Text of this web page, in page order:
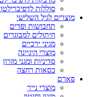
סוללות
מוצרים לגיל השלישי
תחבושות ופדים
חיתולים למבוגרים
מגיני ירכיים
מוצרי היגיינה
סדיניות ומגני מזרון
כסאות רחצה
פארם
מוצרי נייר